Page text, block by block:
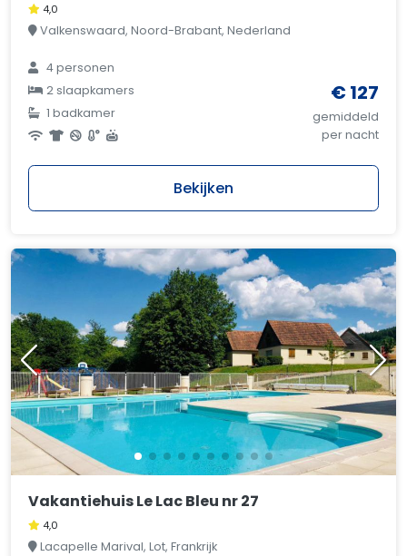
4,0
Valkenswaard, Noord-Brabant, Nederland
4 personen
2 slaapkamers
1 badkamer
€ 127
gemiddeld
per nacht
Bekijken
Vakantiehuis Le Lac Bleu nr 27
4,0
Lacapelle Marival, Lot, Frankrijk